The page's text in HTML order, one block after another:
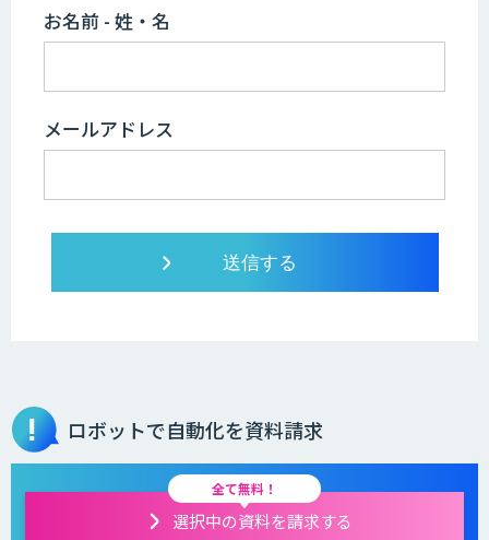
お名前 - 姓・名
メールアドレス
ロボットで自動化を資料請求
全て無料！
選択中の資料を請求する